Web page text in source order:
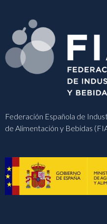
Federación Española de
de Alimentación y Bebidas